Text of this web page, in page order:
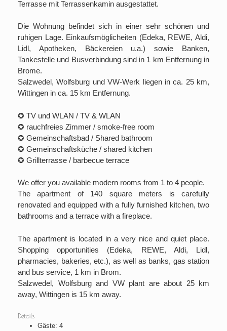
Terrasse mit Terrassenkamin ausgestattet.
Die Wohnung befindet sich in einer sehr schönen und
ruhigen Lage. Einkaufsmöglicheiten (Edeka, REWE, Aldi,
Lidl, Apotheken, Bäckereien u.a.) sowie Banken,
Tankestelle und Busverbindung sind in 1 km Entfernung in
Brome.
Salzwedel, Wolfsburg und VW-Werk liegen in ca. 25 km,
Wittingen in ca. 15 km Entfernung.
✪ TV und WLAN / TV & WLAN
✪ rauchfreies Zimmer / smoke-free room
✪ Gemeinschaftsbad / Shared bathroom
✪ Gemeinschaftsküche / shared kitchen
✪ Grillterrasse / barbecue terrace
We offer you available modern rooms from 1 to 4 people.
The apartment of 140 square meters is carefully
renovated and equipped with a fully furnished kitchen, two
bathrooms and a terrace with a fireplace.
The apartment is located in a very nice and quiet place.
Shopping opportunities (Edeka, REWE, Aldi, Lidl,
pharmacies, bakeries, etc.), as well as banks, gas station
and bus service, 1 km in Brom.
Salzwedel, Wolfsburg and VW plant are about 25 km
away, Wittingen is 15 km away.
Details
Gäste: 4